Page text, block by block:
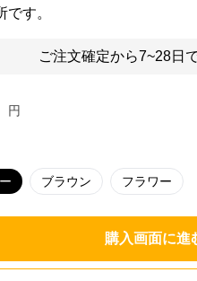
です。
ご注文確定から7~28日
円
ブラウン フラワー
購入画面に進